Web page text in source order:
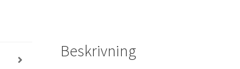
Beskrivning